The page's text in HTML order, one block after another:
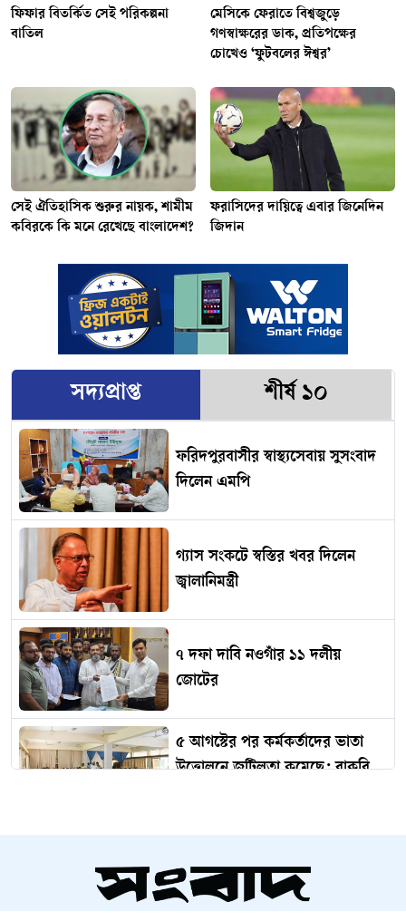
ফিফার বিতর্কিত সেই পরিকল্পনা
বাতিল
মেসিকে ফেরাতে বিশ্বজুড়ে
গণস্বাক্ষরের ডাক, প্রতিপক্ষের
চোখেও ‘ফুটবলের ঈশ্বর’
সেই ঐতিহাসিক শুরুর নায়ক, শামীম
কবিরকে কি মনে রেখেছে বাংলাদেশ?
ফরাসিদের দায়িত্বে এবার জিনেদিন
জিদান
সদ্যপ্রাপ্ত শীর্ষ ১০
ফরিদপুরবাসীর স্বাস্থ্যসেবায় সুসংবাদ
দিলেন এমপি
গ্যাস সংকটে স্বস্তির খবর দিলেন
জ্বালানিমন্ত্রী
৭ দফা দাবি নওগাঁর ১১ দলীয়
জোটের
৫ আগস্টের পর কর্মকর্তাদের ভাতা
উত্তোলনে জটিলতা কমেছে: বাকৃবি
৬ মৃত্যু